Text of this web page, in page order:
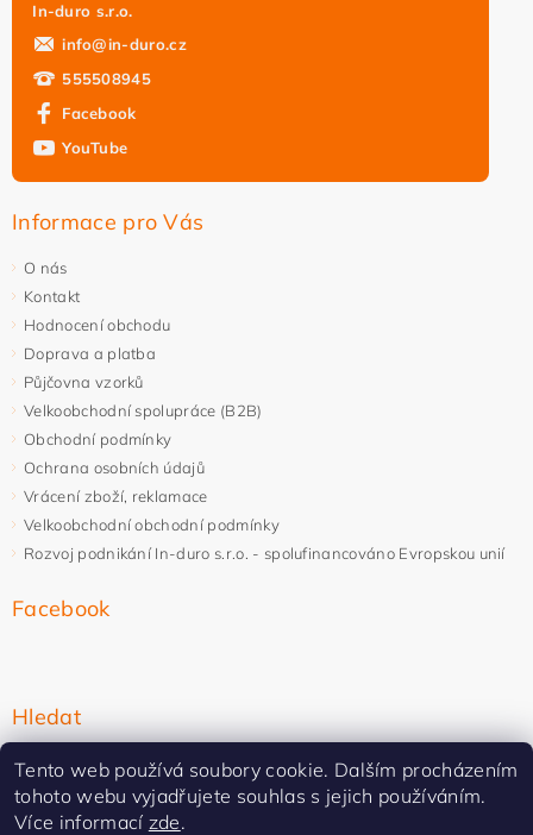
osobních údajů
In-duro s.r.o.
info@in-duro.cz
555508945
Facebook
YouTube
Informace pro Vás
O nás
Kontakt
Hodnocení obchodu
Doprava a platba
Půjčovna vzorků
Velkoobchodní spolupráce (B2B)
Obchodní podmínky
Ochrana osobních údajů
Vrácení zboží, reklamace
Velkoobchodní obchodní podmínky
Rozvoj podnikání In-duro s.r.o. - spolufinancováno Evropskou unií
Facebook
Hledat
Tento web používá soubory cookie. Dalším procházením
tohoto webu vyjadřujete souhlas s jejich používáním.
Více informací zde.